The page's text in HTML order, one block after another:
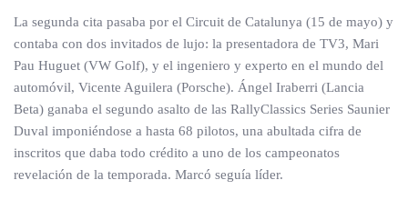
La segunda cita pasaba por el Circuit de Catalunya (15 de mayo) y
contaba con dos invitados de lujo: la presentadora de TV3, Mari
Pau Huguet (VW Golf), y el ingeniero y experto en el mundo del
automóvil, Vicente Aguilera (Porsche). Ángel Iraberri (Lancia
Beta) ganaba el segundo asalto de las RallyClassics Series Saunier
Duval imponiéndose a hasta 68 pilotos, una abultada cifra de
inscritos que daba todo crédito a uno de los campeonatos
revelación de la temporada. Marcó seguía líder.